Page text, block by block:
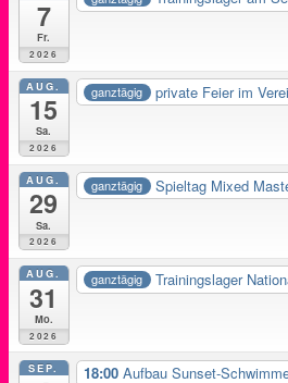
7
Fr.
2026
AUG.
15
Sa.
2026
ganztägig private Feier im
AUG.
29
Sa.
2026
ganztägig Spieltag Mixed
AUG.
31
Mo.
2026
ganztägig Trainingslager
SEP. 18:00 Aufbau Sunset-